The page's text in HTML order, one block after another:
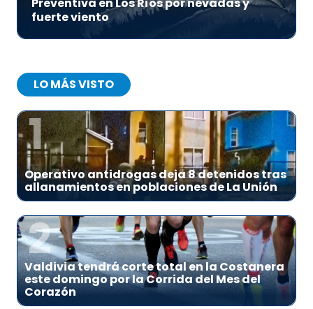
fuerte viento
LO MÁS VISTO
1
Operativo antidrogas deja 8 detenidos tras
allanamientos en poblaciones de La Unión
2
Valdivia tendrá corte total en la Costanera
este domingo por la Corrida del Mes del
Corazón